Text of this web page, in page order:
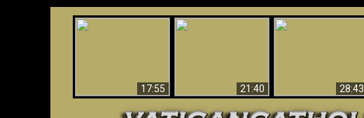
17:55
21:40
28:43